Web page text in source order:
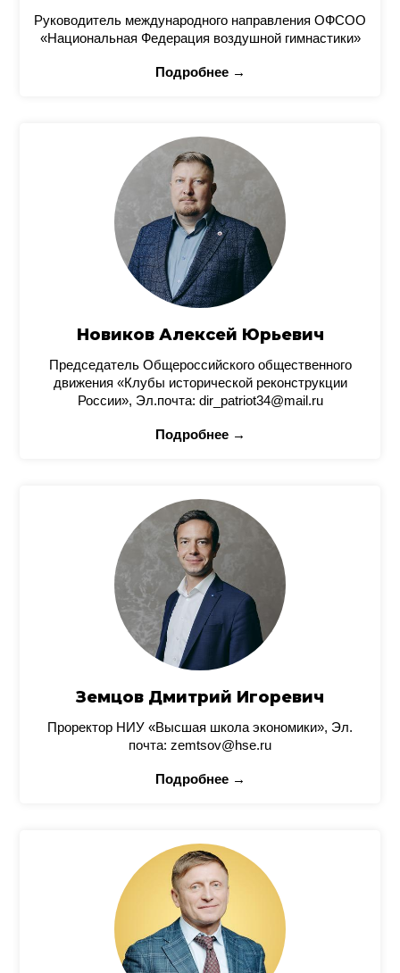
Руководитель международного направления ОФСОО
«Национальная Федерация воздушной гимнастики»
Подробнее →
Новиков Алексей Юрьевич
Председатель Общероссийского общественного
движения «Клубы исторической реконструкции
России», Эл.почта: dir_patriot34@mail.ru
Подробнее →
Земцов Дмитрий Игоревич
Проректор НИУ «Высшая школа экономики», Эл.
почта: zemtsov@hse.ru
Подробнее →